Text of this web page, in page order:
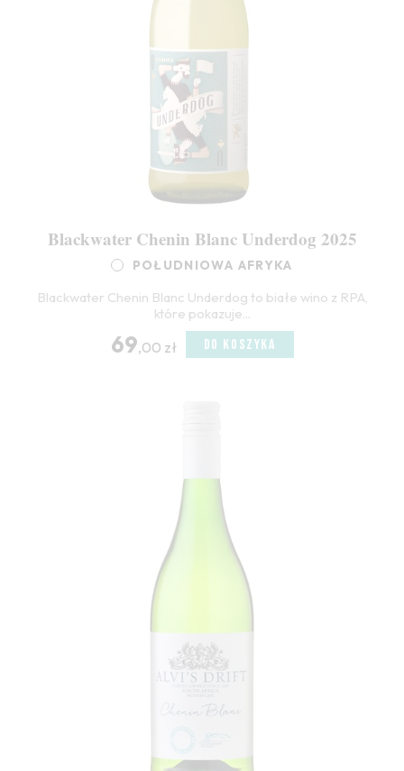
Blackwater Chenin Blanc Underdog 2025
POŁUDNIOWA AFRYKA
Blackwater Chenin Blanc Underdog to białe wino z RPA,
które pokazuje...
69,00 zł DO KOSZYKA